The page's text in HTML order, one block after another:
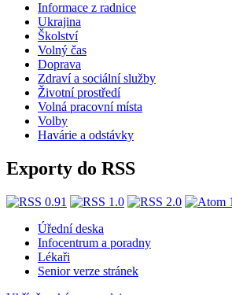
Informace z radnice
Ukrajina
Školství
Volný čas
Doprava
Zdraví a sociální služby
Životní prostředí
Volná pracovní místa
Volby
Havárie a odstávky
Exporty do RSS
Úřední deska
Infocentrum a poradny
Lékaři
Senior verze stránek